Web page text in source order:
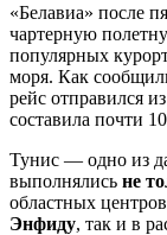
«Белавиа» после
чартерную
популярных
моря. Как
рейс отправился
составила почти
Тунис — одно из
выполнялись не
областных
Энфиду, так и в